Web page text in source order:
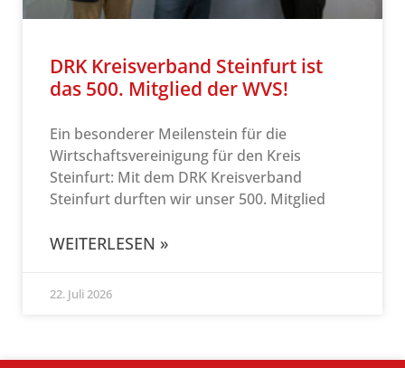
DRK Kreisverband Steinfurt ist
das 500. Mitglied der WVS!
Ein besonderer Meilenstein für die
Wirtschaftsvereinigung für den Kreis
Steinfurt: Mit dem DRK Kreisverband
Steinfurt durften wir unser 500. Mitglied
WEITERLESEN »
22. Juli 2026